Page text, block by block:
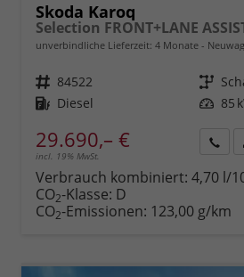
Skoda Karoq
unverbindliche Lieferzeit: 4 Monate
Fahrzeugnr. 84522 Getriebe
Kraftstoff Diesel Leistung 85
29.690,– €
incl. 19% MwSt.
Verbrauch kombiniert: 4,70 l/
CO2-Klasse: D
CO2-Emissionen: 123,00 g/km